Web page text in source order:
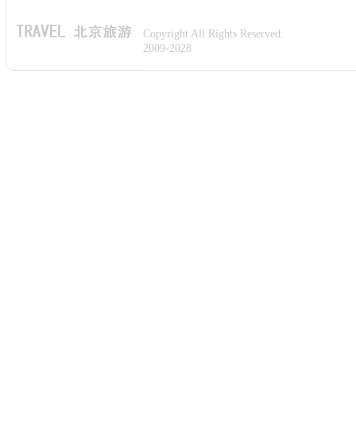
Copyright All Rights Reserved.
2009-2028